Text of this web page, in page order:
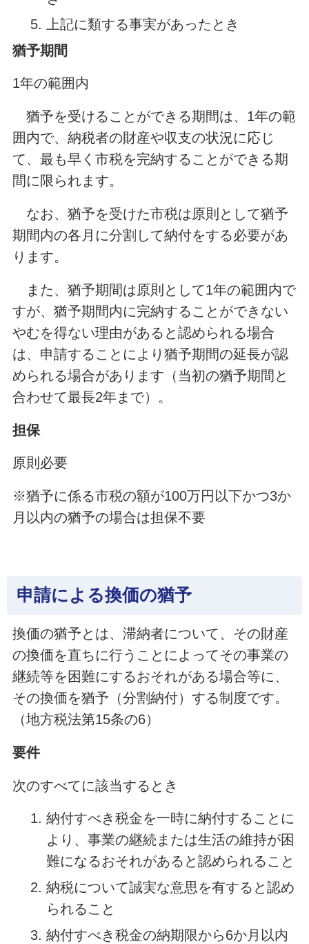
上記に類する事実があったとき
猶予期間
1年の範囲内
猶予を受けることができる期間は、1年の範
囲内で、納税者の財産や収支の状況に応じ
て、最も早く市税を完納することができる期
間に限られます。
なお、猶予を受けた市税は原則として猶予
期間内の各月に分割して納付をする必要があ
ります。
また、猶予期間は原則として1年の範囲内で
すが、猶予期間内に完納することができない
やむを得ない理由があると認められる場合
は、申請することにより猶予期間の延長が認
められる場合があります（当初の猶予期間と
合わせて最長2年まで）。
担保
原則必要
※猶予に係る市税の額が100万円以下かつ3か
月以内の猶予の場合は担保不要
申請による換価の猶予
換価の猶予とは、滞納者について、その財産
の換価を直ちに行うことによってその事業の
継続等を困難にするおそれがある場合等に、
その換価を猶予（分割納付）する制度です。
（地方税法第15条の6）
要件
次のすべてに該当するとき
納付すべき税金を一時に納付することに
より、事業の継続または生活の維持が困
難になるおそれがあると認められること
納税について誠実な意思を有すると認め
られること
納付すべき税金の納期限から6か月以内